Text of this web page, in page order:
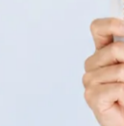
防曬乳不僅能修